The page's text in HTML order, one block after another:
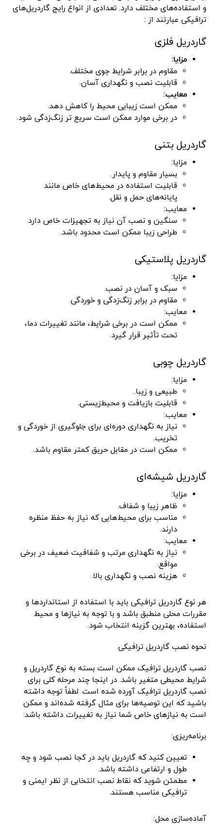
و استفاده‌های مختلف دارد. تعدادی از انواع رایج گاردریل‌های
ترافیکی عبارتند از :
گاردریل فلزی
مزایا:
مقاوم در برابر شرایط جوی مختلف.
قابلیت نصب و نگهداری آسان.
معایب:
ممکن است زیبایی محیط را کاهش دهد.
در برخی موارد ممکن است سریع تر زنگ‌زدگی شود.
گاردریل بتنی
مزایا:
بسیار مقاوم و پایدار.
قابلیت استفاده در محیط‌های خاص مانند
پایانه‌های حمل و نقل.
معایب:
سنگین و نصب آن نیاز به تجهیزات خاص دارد.
طراحی زیبا ممکن است محدود باشد.
گاردریل پلاستیکی
مزایا:
سبک و آسان در نصب.
مقاوم در برابر زنگ‌زدگی و خوردگی.
معایب:
ممکن است در برخی شرایط، مانند تغییرات دما،
تحت تأثیر قرار گیرد.
گاردریل چوبی
مزایا:
طبیعی و زیبا.
قابلیت بازیافت و محیط‌زیستی.
معایب:
نیاز به نگهداری دوره‌ای برای جلوگیری از خوردگی و
تخریب.
ممکن است در مقابل حریق کمتر مقاوم باشد.
گاردریل شیشه‌ای
مزایا:
ظاهر زیبا و شفاف.
مناسب برای محیط‌هایی که نیاز به حفظ منظره
دارند.
معایب:
نیاز به نگهداری مرتب و شفافیت ضعیف در برخی
مواقع.
هزینه نصب و نگهداری بالا.
هر نوع گاردریل ترافیکی باید با استفاده از استانداردها و
مقررات محلی منطبق باشد و با توجه به نیازها و محیط
استفاده، بهترین گزینه انتخاب شود.
نحوه نصب گاردریل ترافیکی
نصب گاردریل ترافیک ممکن است بسته به نوع گاردریل و
شرایط محیطی متغیر باشد. در اینجا چند مرحله کلی برای
نصب گاردریل ترافیک آورده شده است. لطفاً توجه داشته
باشید که این توصیه‌ها برای مثال گرفته شده‌اند و ممکن
است به نیازهای خاص شما نیاز به تغییرات داشته باشد:
برنامه‌ریزی:
تعیین کنید که گاردریل باید در کجا نصب شود و چه
طول و ارتفاعی داشته باشد.
مطمئن شوید که نقاط نصب انتخابی از نظر ایمنی و
ترافیکی مناسب هستند.
آماده‌سازی محل: